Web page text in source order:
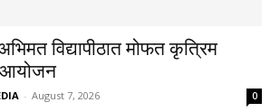
विद्यापीठात मोफत कृत्रिम
आयोजन
- August 7, 2026 0